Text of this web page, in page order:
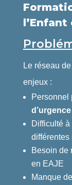
l’Enfant
Le réseau
enjeux :
Personnel
Difficulté
différentes
Besoin de
en EAJE
Manque